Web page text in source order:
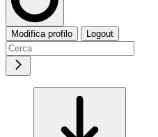
Modifica profilo Logout